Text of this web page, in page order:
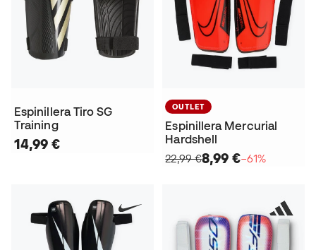
Espinillera Tiro SG
Training
14,99 €
OUTLET
Espinillera Mercurial
Hardshell
22,99 €8,99 €−61%